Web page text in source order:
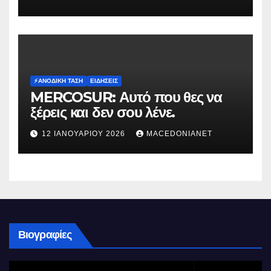
⚡️ΑΝΟΔΙΚΉ ΤΆΣΗ ΕΙΔΉΣΕΙΣ
MERCOSUR: Αυτό που θες να
ξέρεις και δεν σου λένε.
12 ΙΑΝΟΥΑΡΊΟΥ 2026 MACEDONIANET
Βιογραφίες